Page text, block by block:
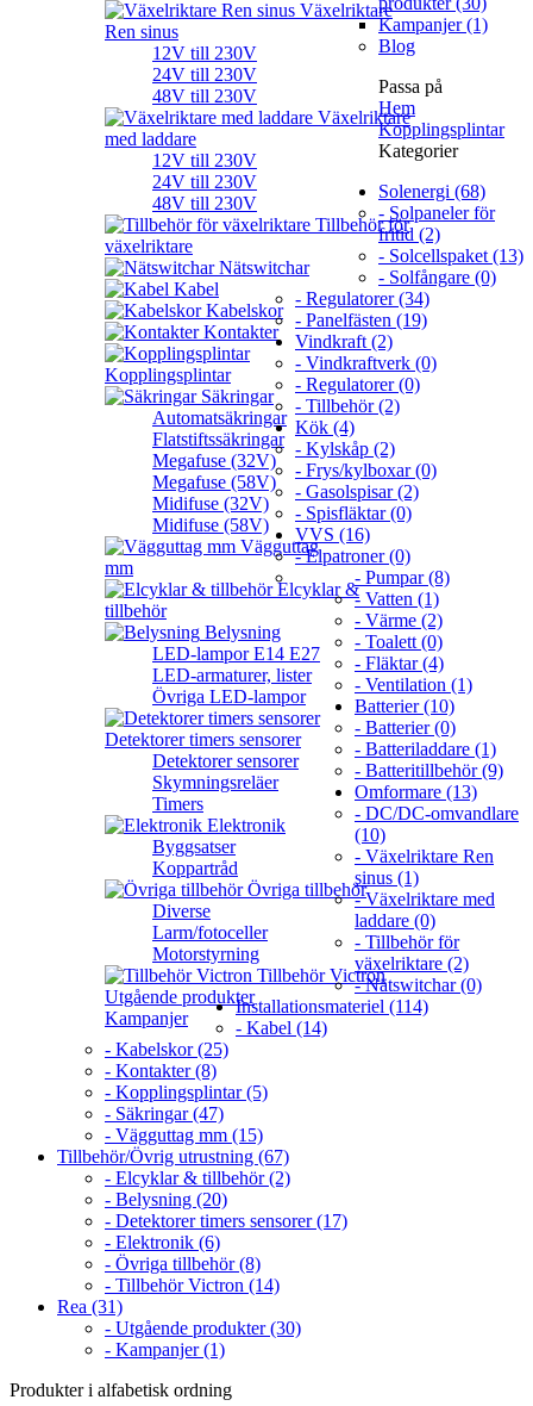
Växelriktare
Ren sinus
12V till 230V
24V till 230V
48V till 230V
Växelriktare
med laddare
12V till 230V
24V till 230V
48V till 230V
Tillbehör för
växelriktare
Nätswitchar
Kabel
Kabelskor
Kontakter
Kopplingsplintar
Säkringar
Automatsäkringar
Flatstiftssäkringar
Megafuse (32V)
Megafuse (58V)
Midifuse (32V)
Midifuse (58V)
Vägguttag
mm
Elcyklar &
tillbehör
Belysning
LED-lampor E14 E27
LED-armaturer, lister
Övriga LED-lampor
Detektorer timers sensorer
Detektorer sensorer
Skymningsreläer
Timers
Elektronik
Byggsatser
Koppartråd
Övriga tillbehör
Diverse
Larm/fotoceller
Motorstyrning
Tillbehör Victron
Utgående produkter
Kampanjer
Kampanjer (1)
Blog
Passa på
Hem
Kopplingsplintar
Kategorier
Solenergi (68)
- Solpaneler för
fritid (2)
- Solcellspaket (13)
- Solfångare (0)
- Regulatorer (34)
- Panelfästen (19)
Vindkraft (2)
- Vindkraftverk (0)
- Regulatorer (0)
- Tillbehör (2)
Kök (4)
- Kylskåp (2)
- Frys/kylboxar (0)
- Gasolspisar (2)
- Spisfläktar (0)
VVS (16)
- Elpatroner (0)
- Pumpar (8)
- Vatten (1)
- Värme (2)
- Toalett (0)
- Fläktar (4)
- Ventilation (1)
Batterier (10)
- Batterier (0)
- Batteriladdare (1)
- Batteritillbehör (9)
Omformare (13)
- DC/DC-omvandlare
(10)
- Växelriktare Ren
sinus (1)
- Växelriktare med
laddare (0)
- Tillbehör för
växelriktare (2)
- Nätswitchar (0)
Installationsmateriel (114)
- Kabel (14)
- Kabelskor (25)
- Kontakter (8)
- Kopplingsplintar (5)
- Säkringar (47)
- Vägguttag mm (15)
Tillbehör/Övrig utrustning (67)
- Elcyklar & tillbehör (2)
- Belysning (20)
- Detektorer timers sensorer (17)
- Elektronik (6)
- Övriga tillbehör (8)
- Tillbehör Victron (14)
Rea (31)
- Utgående produkter (30)
- Kampanjer (1)
Produkter i alfabetisk ordning